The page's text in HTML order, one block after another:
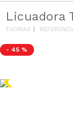
Licuadora
THOMAS
- 45 %